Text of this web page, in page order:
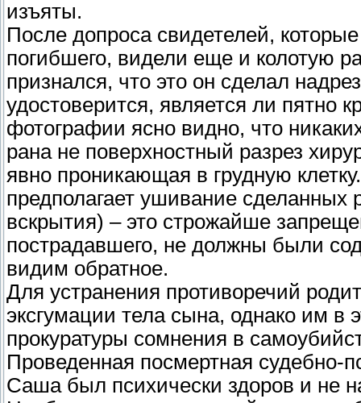
изъяты.
После допроса свидетелей,
погибшего, видели еще и колотую
признался, что это он сделал
удостоверится, является ли пятно
фотографии ясно видно, что
рана не поверхностный разрез
явно проникающая в грудную
предполагает ушивание
вскрытия) – это строжайше
пострадавшего, не должны были
видим обратное.
Для устранения противоречий
эксгумации тела сына, однако им в
прокуратуры сомнения в
Проведенная посмертная судебно-
Саша был психически здоров и не